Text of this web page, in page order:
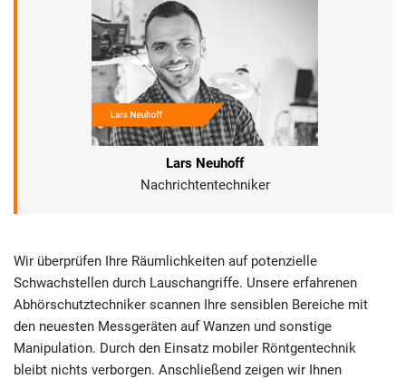
Lars Neuhoff
Nachrichtentechniker
Wir überprüfen Ihre Räumlichkeiten auf potenzielle
Schwachstellen durch Lauschangriffe. Unsere erfahrenen
Abhörschutztechniker scannen Ihre sensiblen Bereiche mit
den neuesten Messgeräten auf Wanzen und sonstige
Manipulation. Durch den Einsatz mobiler Röntgentechnik
bleibt nichts verborgen. Anschließend zeigen wir Ihnen